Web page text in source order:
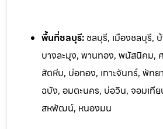
พื้นที่ชลบุรี: ชลบุรี, เมืองชลบุรี,
บางละมุง, พานทอง, พนัสนิคม, ศ
สัตหีบ, บ่อทอง, เกาะจันทร์, พัทย
ฉบัง, อมตะนคร, บ่อวิน, จอมเทีย
สหพัฒน์, หนองมน